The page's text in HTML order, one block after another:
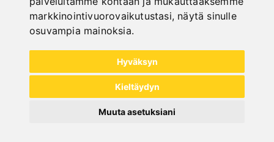
markkinointivuorovaikutustasi, näytä sinulle
osuvampia mainoksia.
Hyväksyn
Kieltäydyn
Muuta asetuksiani